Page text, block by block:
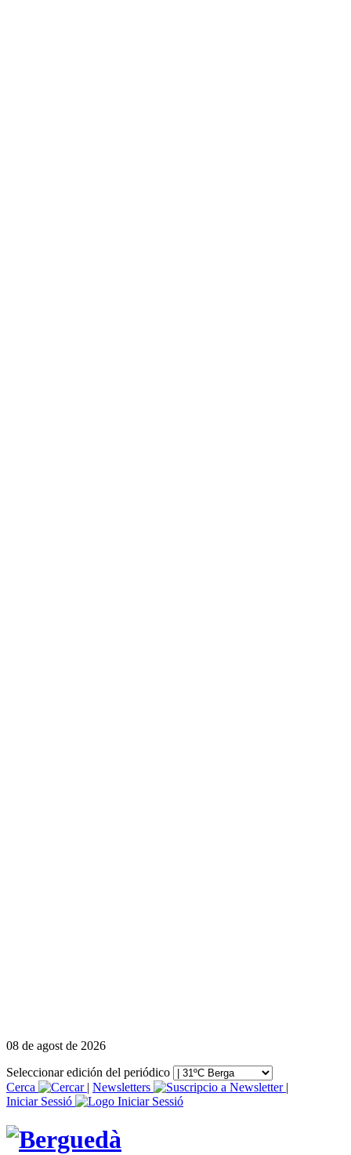
08 de agost de 2026
Seleccionar edición del periódico
Cerca
| Newsletters
|
Iniciar Sessió